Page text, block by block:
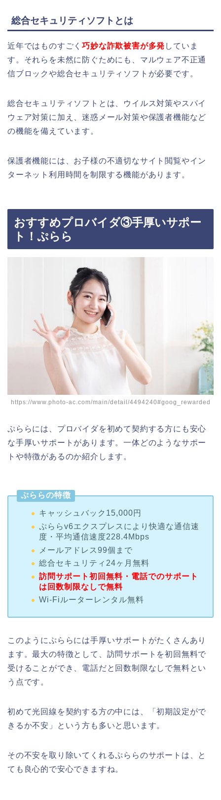
総合セキュリティソフトとは
近年ではものすごく巧妙な詐欺被害が多発 していま
す。それらを未然に防ぐためにも、マルウェア不正通
信ブロックや総合セキュリティソフトが必要です。
総合セキュリティソフトとは、ウイルス対策やスパイ
ウェア対策に加え、迷惑メール対策や保護者機能など
の機能を備えています。
保護者機能には、お子様の不適切なサイト閲覧やイン
ターネット利用時間を制限する機能があります。
おすすめプロバイダ③手厚いサポー
ト！ぷらら
https://www.photo-ac.com/main/detail/4494240#goog_rewarded
ぷららには、プロバイダを初めて契約する方にも安心
な手厚いサポートがあります。一体どのようなサポー
トや特徴があるのか紹介します。
ぷららの特徴
キャッシュバック15,000円
ぷららv6エクスプレスにより快適な通信速
度・平均通信速度228.4Mbps
メールアドレス99個まで
総合セキュリティ24ヶ月無料
訪問サポート初回無料・電話でのサポート
は回数制限なしで無料
Wi-Fiルーターレンタル無料
このようにぷららには手厚いサポートがたくさんあり
ます。最大の特徴として、訪問サポートを初回無料で
受けることができ、電話だと回数制限なしで無料とい
う点です。
初めて光回線を契約する方の中には、「初期設定がで
きるか不安」という方も多いと思います。
その不安を取り除いてくれるぷららのサポートは、と
ても良心的で安心できますね。